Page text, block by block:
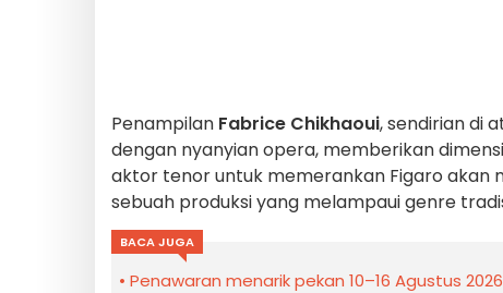
Penampilan Fabrice Chikhaoui, sendirian di
dengan nyanyian opera, memberikan dimensi
aktor tenor untuk memerankan Figaro akan
sebuah produksi yang melampaui genre
BACA JUGA
Penawaran menarik pekan 10–16 Agustus